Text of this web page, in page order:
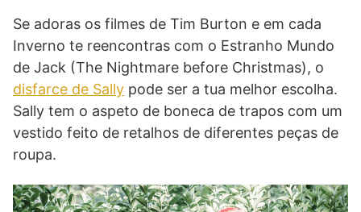
Se adoras os filmes de Tim Burton e em cada
Inverno te reencontras com o Estranho Mundo
de Jack (The Nightmare before Christmas), o
disfarce de Sally pode ser a tua melhor escolha.
Sally tem o aspeto de boneca de trapos com um
vestido feito de retalhos de diferentes peças de
roupa.